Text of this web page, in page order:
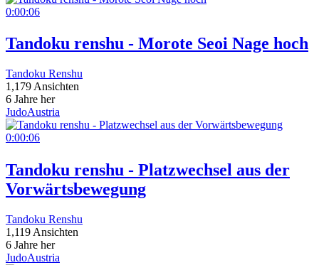
0:00:06
Tandoku renshu - Morote Seoi Nage hoch
Tandoku Renshu
1,179 Ansichten
6 Jahre her
JudoAustria
0:00:06
Tandoku renshu - Platzwechsel aus der
Vorwärtsbewegung
Tandoku Renshu
1,119 Ansichten
6 Jahre her
JudoAustria